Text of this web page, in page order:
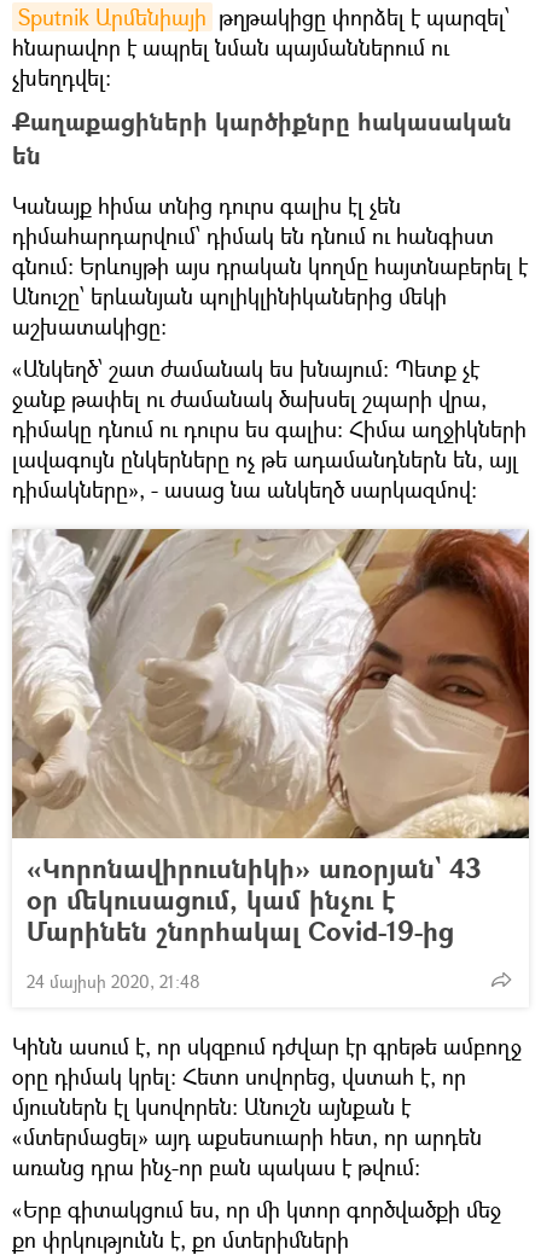
Sputnik Արմենիայի թղթակիցը փորձել է պարզել՝
հնարավոր է ապրել նման պայմաններում ու
չխեղդվել։
Քաղաքացիների կարծիքնրը հակասական
են
Կանայք հիմա տնից դուրս գալիս էլ չեն
դիմահարդարվում՝ դիմակ են դնում ու հանգիստ
գնում։ Երևույթի այս դրական կողմը հայտնաբերել է
Անուշը՝ երևանյան պոլիկլինիկաներից մեկի
աշխատակիցը։
«Անկեղծ՝ շատ ժամանակ ես խնայում։ Պետք չէ
ջանք թափել ու ժամանակ ծախսել շպարի վրա,
դիմակը դնում ու դուրս ես գալիս։ Հիմա աղջիկների
լավագույն ընկերները ոչ թե ադամանդներն են, այլ
դիմակները», - ասաց նա անկեղծ սարկազմով։
«Կորոնավիրուսնիկի» առօրյան` 43
օր մեկուսացում, կամ ինչու է
Մարինեն շնորհակալ Covid-19-ից
24 մայիսի 2020, 21:48
Կինն ասում է, որ սկզբում դժվար էր գրեթե ամբողջ
օրը դիմակ կրել։ Հետո սովորեց, վստահ է, որ
մյուսներն էլ կսովորեն։ Անուշն այնքան է
«մտերմացել» այդ աքսեսուարի հետ, որ արդեն
առանց դրա ինչ-որ բան պակաս է թվում։
«Երբ գիտակցում ես, որ մի կտոր գործվածքի մեջ
քո փրկությունն է, քո մտերիմների